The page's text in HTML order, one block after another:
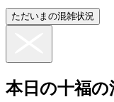
ただいまの混雑状況
本日の十福の